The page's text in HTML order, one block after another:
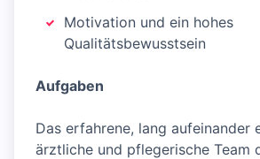
Motivation und ein hohes
Qualitätsbewusstsein
Aufgaben
Das erfahrene, lang aufeinander
ärztliche und pflegerische Team